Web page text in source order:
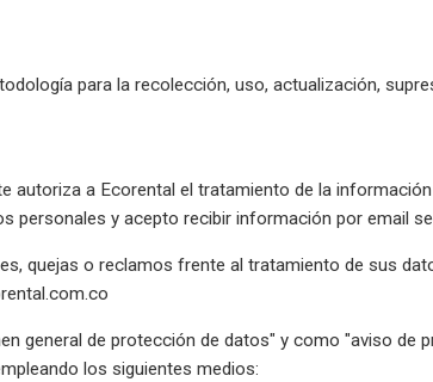
para la recolección, uso, actualización,
autoriza a Ecorental el tratamiento de la
personales y acepto recibir información por email
quejas o reclamos frente al tratamiento de sus
general de protección de datos" y como "aviso de
los siguientes medios: